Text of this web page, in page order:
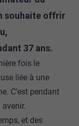
souhaite offrir
37 ans.
fois le
liée à une
C’est pendant
avenir.
et des